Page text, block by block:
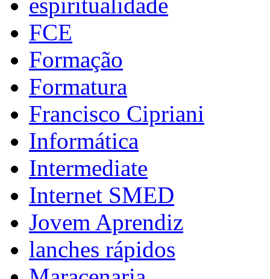
espiritualidade
FCE
Formação
Formatura
Francisco Cipriani
Informática
Intermediate
Internet SMED
Jovem Aprendiz
lanches rápidos